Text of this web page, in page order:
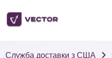
Служба доставки з США